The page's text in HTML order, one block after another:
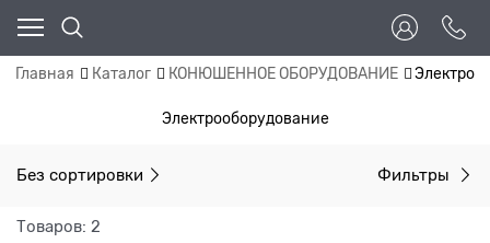
Главная Каталог КОНЮШЕННОЕ ОБОРУДОВАНИЕ
Электрооборудование
Без сортировки Фильтры
Товаров: 2